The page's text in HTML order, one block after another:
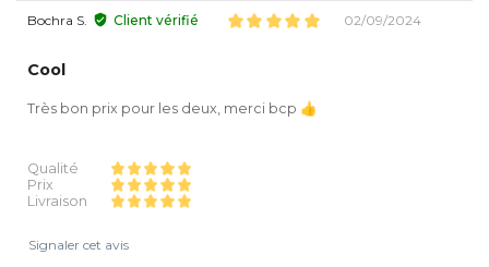
Bochra S. Client vérifié 02/09/2024
Cool
Très bon prix pour les deux, merci bcp 👍
Qualité
Prix
Livraison
Signaler cet avis